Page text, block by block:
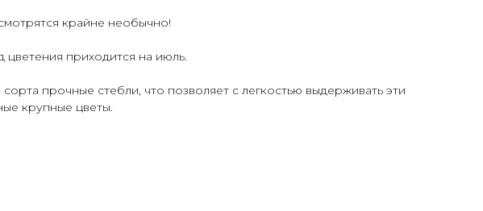
крайне необычно!
цветения приходится на июль.
сорта прочные стебли, что позволяет с легкостью выдерживать эти
крупные цветы.